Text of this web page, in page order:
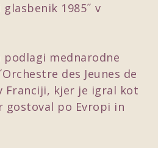
1985˝ v
podlagi mednarodne
des Jeunes de
Franciji, kjer je igral kot
po Evropi in